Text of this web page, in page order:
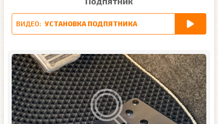
ВИДЕО: УСТАНОВКА ПОДПЯТНИКА